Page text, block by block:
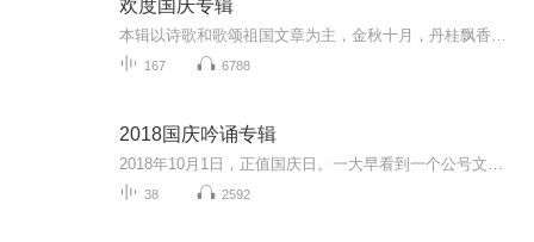
欢度国庆专辑
167 6788
2018国庆吟诵专辑
38 2592